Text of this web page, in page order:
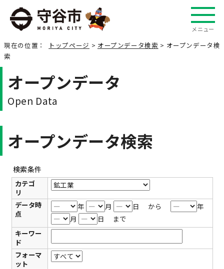
メニュー
現在の位置： トップページ > オープンデータ検索 > オープンデータ検
索
オープンデータ
Open Data
オープンデータ検索
検索条件
カテゴ
リ
データ時
点
年 月 日 から
年
月
日 まで
キーワー
ド
フォーマ
ット